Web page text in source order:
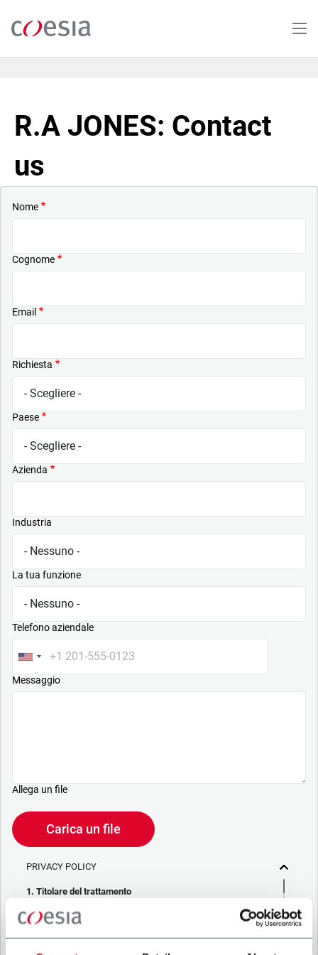
contenuto
R.A JONES: Contact
us
Nome
Cognome
Email
Richiesta
Paese
Azienda
Industria
La tua funzione
Telefono aziendale
Messaggio
Allega un file
Carica un file
PRIVACY POLICY
1. Titolare del trattamento
La società che stai cercando di contattare (“Società”)
tramite questo form tratta i tuoi dati personali – in qualità di
titolare/contitolare del trattamento – per le finalità descritte